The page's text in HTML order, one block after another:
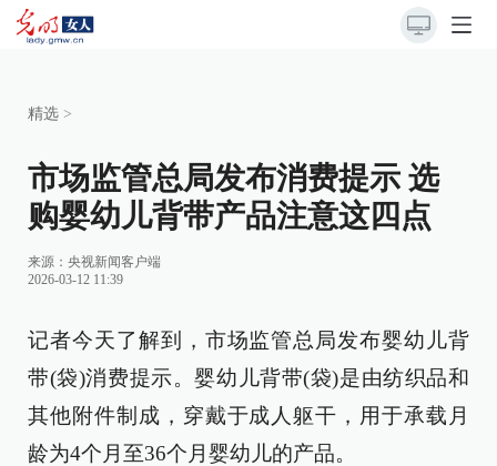
精选 >
市场监管总局发布消费提示 选
购婴幼儿背带产品注意这四点
来源： 央视新闻客户端
2026-03-12 11:39
记者今天了解到，市场监管总局发布婴幼儿背
带(袋)消费提示。婴幼儿背带(袋)是由纺织品和
其他附件制成，穿戴于成人躯干，用于承载月
龄为4个月至36个月婴幼儿的产品。